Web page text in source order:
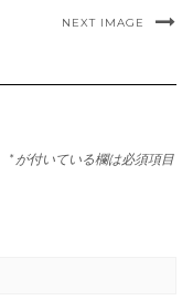
NEXT IMAGE
* が付いている欄は必須項目